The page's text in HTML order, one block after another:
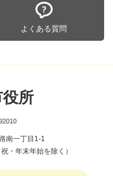
よくある質問
所
南一丁目1-1
・年末年始を除く）